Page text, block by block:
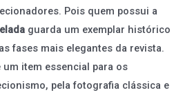
Pois quem possui a
guarda um exemplar histórico
fases mais elegantes da revista.
um item essencial para os
pela fotografia clássica e